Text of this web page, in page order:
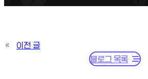
«
이전 글
블로그 목록